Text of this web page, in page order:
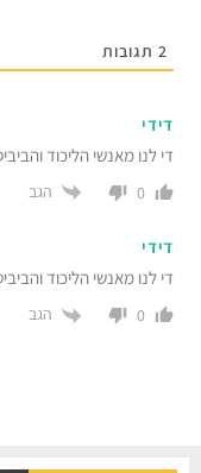
תגובות
לנו מאנשי הליכוד והביביסטים.
הגב
לנו מאנשי הליכוד והביביסטים
הגב